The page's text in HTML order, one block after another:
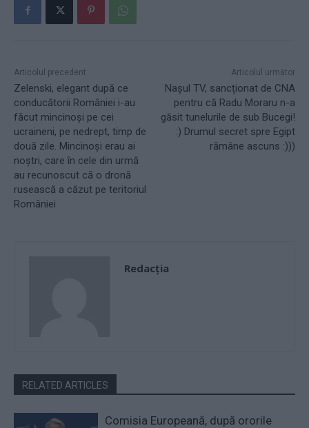
Articolul precedent
Zelenski, elegant după ce
conducătorii României i-au
făcut mincinoși pe cei
ucraineni, pe nedrept, timp de
două zile. Mincinoși erau ai
noștri, care în cele din urmă
au recunoscut că o dronă
rusească a căzut pe teritoriul
României
Articolul următor
Nașul TV, sancționat de CNA
pentru că Radu Moraru n-a
găsit tunelurile de sub Bucegi!
:) Drumul secret spre Egipt
rămâne ascuns :)))
Redacţia
RELATED ARTICLES
Comisia Europeană, după ororile